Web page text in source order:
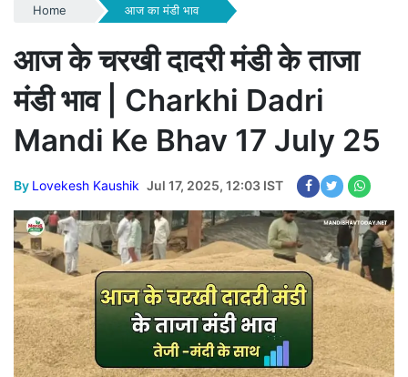
Home आज का मंडी भाव
आज के चरखी दादरी मंडी के ताजा
मंडी भाव | Charkhi Dadri
Mandi Ke Bhav 17 July 25
By Lovekesh Kaushik Jul 17, 2025, 12:03 IST